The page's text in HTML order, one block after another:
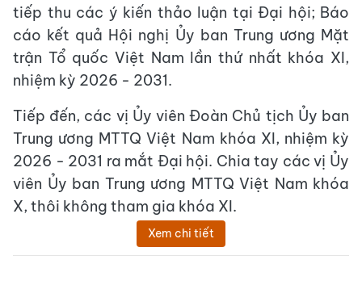
tiếp thu các ý kiến thảo luận tại Đại hội; Báo
cáo kết quả Hội nghị Ủy ban Trung ương Mặt
trận Tổ quốc Việt Nam lần thứ nhất khóa XI,
nhiệm kỳ 2026 - 2031.
Tiếp đến, các vị Ủy viên Đoàn Chủ tịch Ủy ban
Trung ương MTTQ Việt Nam khóa XI, nhiệm kỳ
2026 - 2031 ra mắt Đại hội. Chia tay các vị Ủy
viên Ủy ban Trung ương MTTQ Việt Nam khóa
X, thôi không tham gia khóa XI.
Xem chi tiết